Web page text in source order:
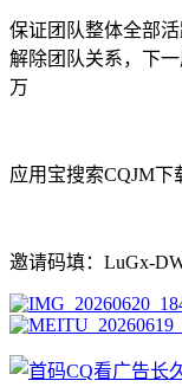
保证团队整体全部
解除团队关系，下
万
应用宝搜索CQJM下
邀请码填：LuGx-